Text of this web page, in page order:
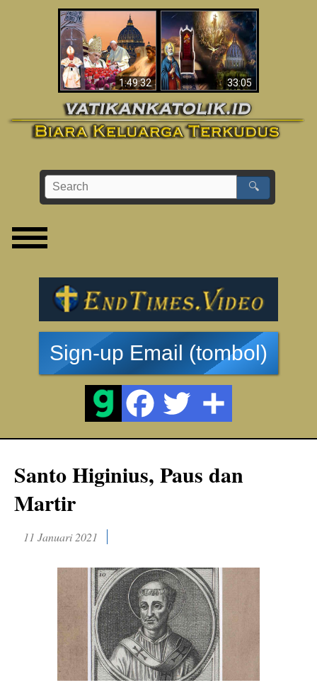
1:49:32
Wahyu di Vatikan
Sekarang
33:05
Apakah Alkitab
Memprediksikan 70
Tahun Tanpa
Seorang Paus?
🔍
Sign-up Email (tombol)
Santo Higinius, Paus dan
Martir
11 Januari 2021